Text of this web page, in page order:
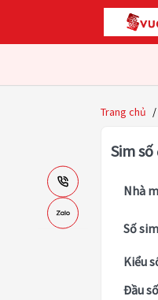
Trang chủ /
Sim
Nhà
Số
Kiểu
Đầu